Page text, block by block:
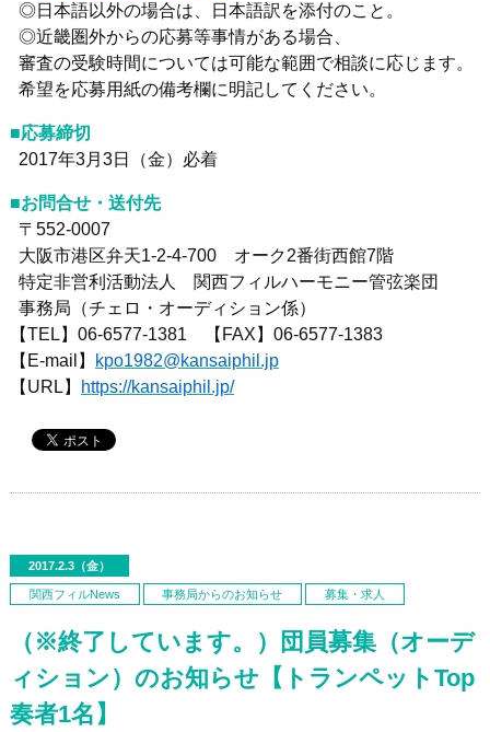
◎日本語以外の場合は、日本語訳を添付のこと。
◎近畿圏外からの応募等事情がある場合、
審査の受験時間については可能な範囲で相談に応じます。
希望を応募用紙の備考欄に明記してください。
■応募締切
2017年3月3日（金）必着
■お問合せ・送付先
〒552-0007
大阪市港区弁天1-2-4-700 オーク2番街西館7階
特定非営利活動法人 関西フィルハーモニー管弦楽団
事務局（チェロ・オーディション係）
【TEL】06-6577-1381 【FAX】06-6577-1383
【E-mail】
kpo1982@kansaiphil.jp
【URL】
https://kansaiphil.jp/
2017.2.3（金）
関西フィルNews 事務局からのお知らせ 募集・求人
（※終了しています。）団員募集（オーデ
ィション）のお知らせ【トランペットTop
奏者1名】